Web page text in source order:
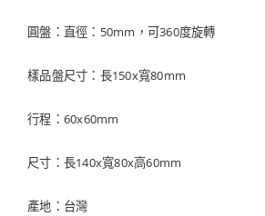
圓盤：直徑：50mm，可360度旋轉
樣品盤尺寸：長150x寬80mm
行程：60x60mm
尺寸：長140x寬80x高60mm
產地：台灣